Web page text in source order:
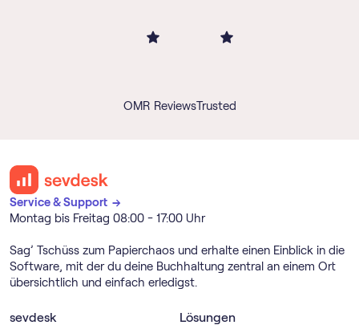
OMR ReviewsTrusted
Service & Support →
Montag bis Freitag 08:00 - 17:00 Uhr
Sag’ Tschüss zum Papierchaos und erhalte einen Einblick in die
Software, mit der du deine Buchhaltung zentral an einem Ort
übersichtlich und einfach erledigst.
sevdesk Lösungen